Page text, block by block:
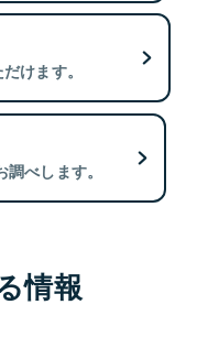
けます。
べします。
情報